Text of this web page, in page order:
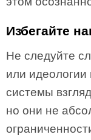
Избегайте
Не следуйте
или идеологии
системы
но они не